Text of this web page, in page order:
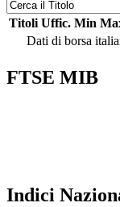
Titoli Uffic. Min
Dati di borsa
FTSE MIB
Indici